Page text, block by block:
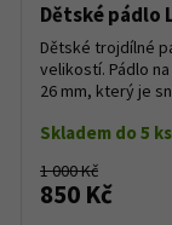
Dětské pádlo
Dětské trojdílné
velikostí. Pádlo
26 mm, který je
Skladem do 5 ks
1 000 Kč
850 Kč